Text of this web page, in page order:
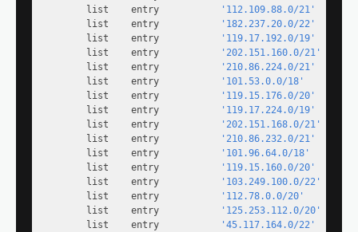
        list    entry
'112.109.88.0/21'
        list    entry
'182.237.20.0/22'
        list    entry
'119.17.192.0/19'
        list    entry
'202.151.160.0/21'
        list    entry
'210.86.224.0/21'
        list    entry
'101.53.0.0/18'
        list    entry
'119.15.176.0/20'
        list    entry
'119.17.224.0/19'
        list    entry
'202.151.168.0/21'
        list    entry
'210.86.232.0/21'
        list    entry
'101.96.64.0/18'
        list    entry
'119.15.160.0/20'
        list    entry
'103.249.100.0/22'
        list    entry
'112.78.0.0/20'
        list    entry
'125.253.112.0/20'
        list    entry
'45.117.164.0/22'